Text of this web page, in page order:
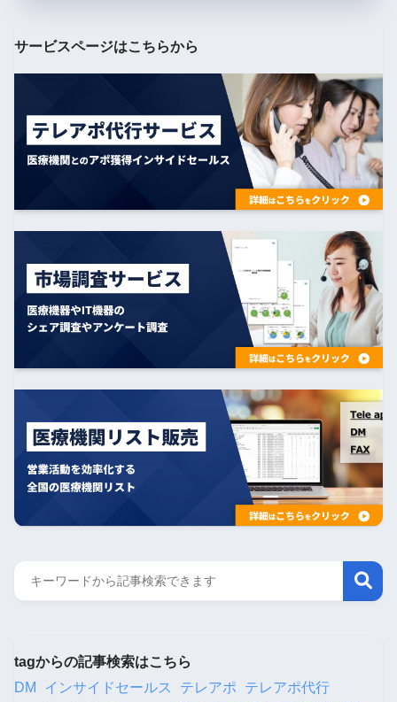
サービスページはこちらから
tagからの記事検索はこちら
DM
インサイドセールス テレアポ
テレアポ代行